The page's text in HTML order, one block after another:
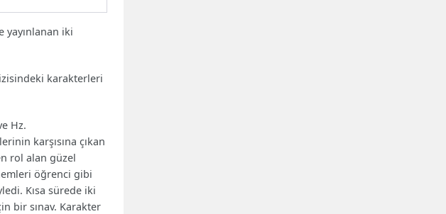
yayınlanan iki
karakterleri
Hz.
karşısına çıkan
rol alan güzel
öğrenci gibi
Kısa sürede iki
bir sınav. Karakter